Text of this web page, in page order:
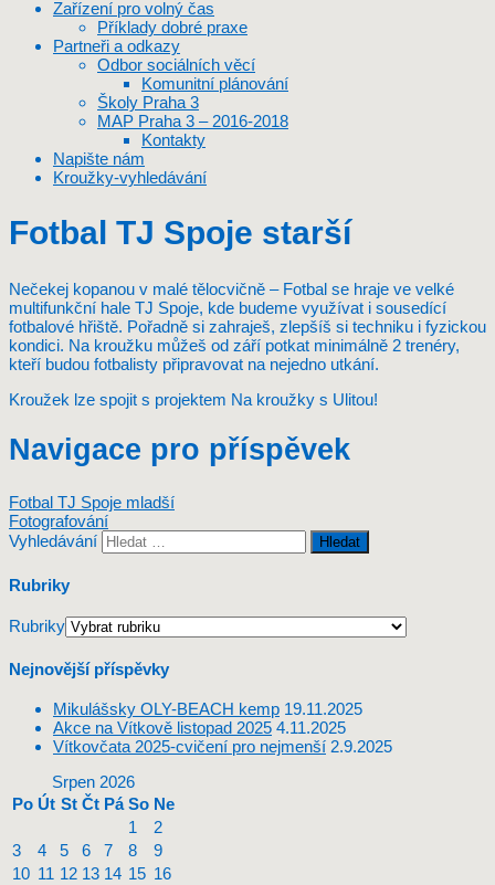
Zařízení pro volný čas
Příklady dobré praxe
Partneři a odkazy
Odbor sociálních věcí
Komunitní plánování
Školy Praha 3
MAP Praha 3 – 2016-2018
Kontakty
Napište nám
Kroužky-vyhledávání
Fotbal TJ Spoje starší
Nečekej kopanou v malé tělocvičně – Fotbal se hraje ve velké
multifunkční hale TJ Spoje, kde budeme využívat i sousedící
fotbalové hřiště. Pořadně si zahraješ, zlepšíš si techniku i fyzickou
kondici. Na kroužku můžeš od září potkat minimálně 2 trenéry,
kteří budou fotbalisty připravovat na nejedno utkání.
Kroužek lze spojit s projektem Na kroužky s Ulitou!
Navigace pro příspěvek
Fotbal TJ Spoje mladší
Fotografování
Vyhledávání
Rubriky
Rubriky
Nejnovější příspěvky
Mikulášsky OLY-BEACH kemp 19.11.2025
Akce na Vítkově listopad 2025 4.11.2025
Vítkovčata 2025-cvičení pro nejmenší 2.9.2025
Srpen 2026
Po Út St Čt Pá So Ne
1
2
3
4 5 6 7 8
9
10 11 12 13 14 15 16